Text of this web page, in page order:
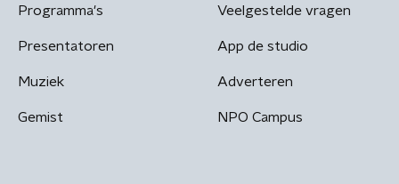
Programma's
Presentatoren
Muziek
Gemist
Veelgestelde vragen
App de studio
Adverteren
NPO Campus